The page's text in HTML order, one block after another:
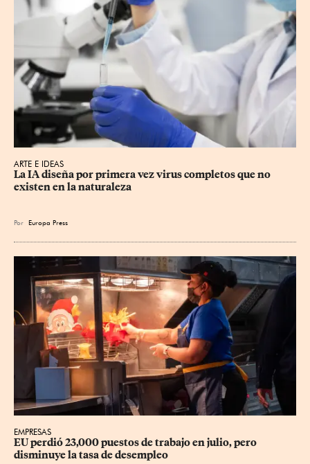
ARTE E IDEAS
La IA diseña por primera vez virus completos que no
existen en la naturaleza
Por Europa Press
EMPRESAS
EU perdió 23,000 puestos de trabajo en julio, pero
disminuye la tasa de desempleo